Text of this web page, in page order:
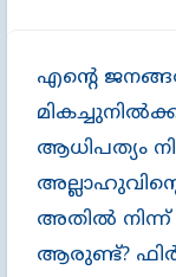
എന്‍റെ
ആധിപത്യം
അതില്‍ നിന്ന്‌
ആരുണ്ട്‌?